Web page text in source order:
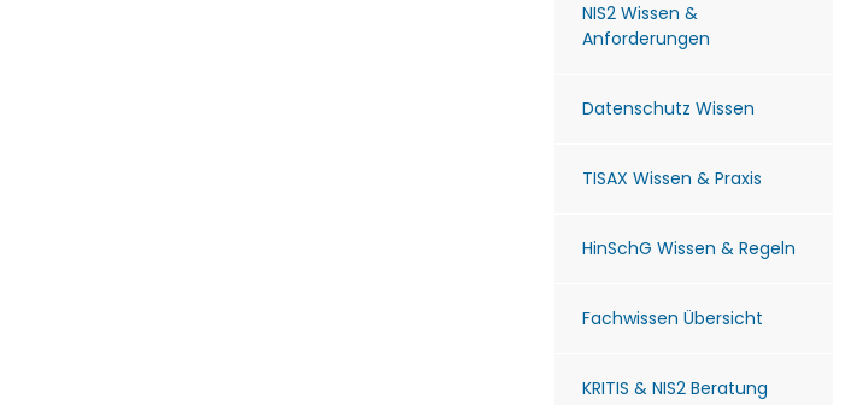
NIS2 Wissen &
Anforderungen
Datenschutz Wissen
TISAX Wissen & Praxis
HinSchG Wissen & Regeln
Fachwissen Übersicht
KRITIS & NIS2 Beratung